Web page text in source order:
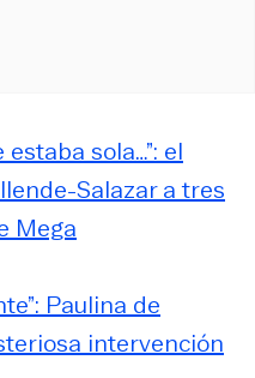
sola…”: el
Salazar a tres
Mega
Paulina de
intervención